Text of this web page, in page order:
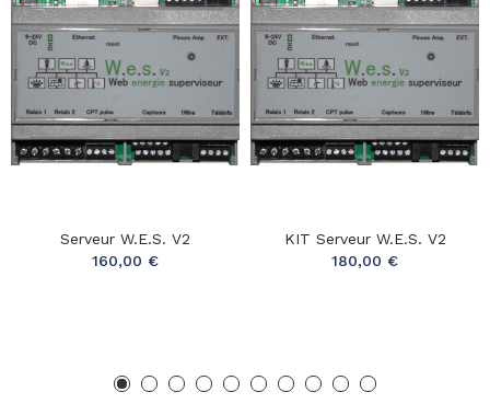
Serveur W.e.s. V2
160,00 €
KIT Serveur W.e.s. V2
180,00 €